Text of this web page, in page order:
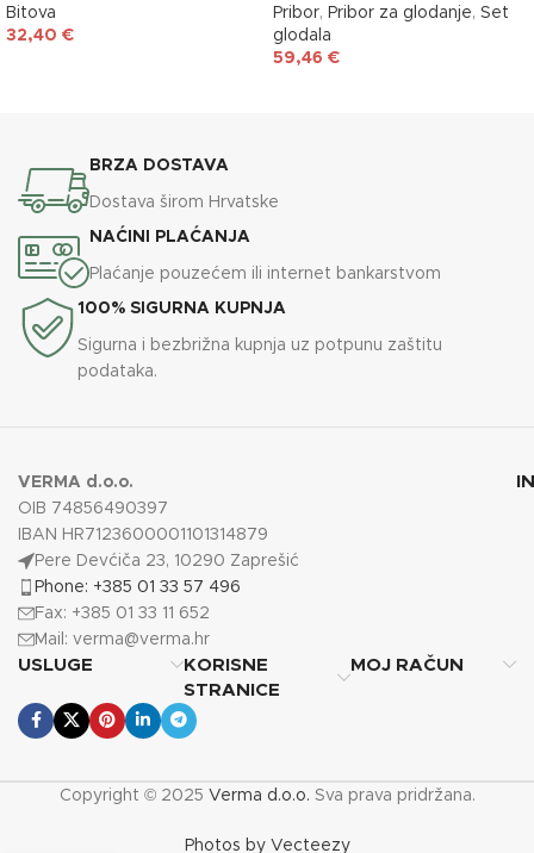
Bitova
32,40 €
Pribor, Pribor za glodanje, Set
glodala
59,46 €
BRZA DOSTAVA
Dostava širom Hrvatske
NAĆINI PLAĆANJA
Plaćanje pouzećem ili internet bankarstvom
100% SIGURNA KUPNJA
Sigurna i bezbrižna kupnja uz potpunu zaštitu
podataka.
VERMA d.o.o.
OIB 74856490397
IBAN HR7123600001101314879
Pere Devćiča 23, 10290 Zaprešić
Phone: +385 01 33 57 496
Fax: +385 01 33 11 652
Mail: verma@verma.hr
USLUGE
KORISNE
STRANICE
MOJ RAČUN
Copyright © 2025 Verma d.o.o. Sva prava pridržana.
Photos by Vecteezy